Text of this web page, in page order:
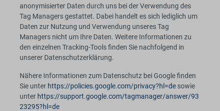
anonymisierter Daten durch uns bei der Verwendung des
Tag Managers gestattet. Dabei handelt es sich lediglich um
Daten zur Nutzung und Verwendung unseres Tag
Managers nicht um Ihre Daten. Weitere Informationen zu
den einzelnen Tracking-Tools finden Sie nachfolgend in
unserer Datenschutzerklärung.
Nähere Informationen zum Datenschutz bei Google finden
Sie unter https://policies.google.com/privacy?hl=de sowie
unter https://support.google.com/tagmanager/answer/93
23295?hl=de